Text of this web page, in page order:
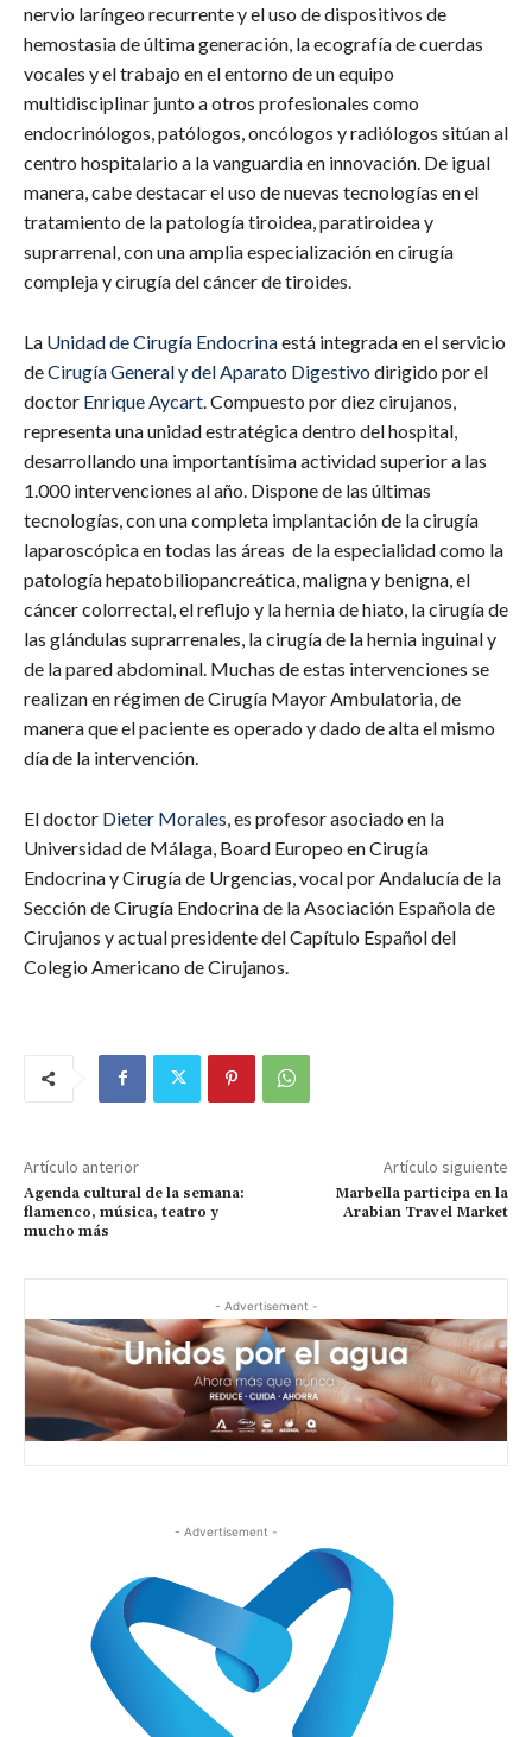
nervio laríngeo recurrente y el uso de dispositivos de
hemostasia de última generación, la ecografía de cuerdas
vocales y el trabajo en el entorno de un equipo
multidisciplinar junto a otros profesionales como
endocrinólogos, patólogos, oncólogos y radiólogos sitúan al
centro hospitalario a la vanguardia en innovación. De igual
manera, cabe destacar el uso de nuevas tecnologías en el
tratamiento de la patología tiroidea, paratiroidea y
suprarrenal, con una amplia especialización en cirugía
compleja y cirugía del cáncer de tiroides.
La Unidad de Cirugía Endocrinaestá integrada en el servicio
deCirugía General y del Aparato Digestivo dirigido por el
doctor Enrique Aycart . Compuesto por diez cirujanos,
representa una unidad estratégica dentro del hospital,
desarrollando una importantísima actividad superior a las
1.000 intervenciones al año. Dispone de las últimas
tecnologías, con una completa implantación de la cirugía
laparoscópica en todas las áreas de la especialidad como la
patología hepatobiliopancreática, maligna y benigna, el
cáncer colorrectal, el reflujo y la hernia de hiato, la cirugía de
las glándulas suprarrenales, la cirugía de la hernia inguinal y
de la pared abdominal. Muchas de estas intervenciones se
realizan en régimen de Cirugía Mayor Ambulatoria, de
manera que el paciente es operado y dado de alta el mismo
día de la intervención.
El doctor Dieter Morales , es profesor asociado en la
Universidad de Málaga, Board Europeo en Cirugía
Endocrina y Cirugía de Urgencias, vocal por Andalucía de la
Sección de Cirugía Endocrina de la Asociación Española de
Cirujanos y actual presidente del Capítulo Español del
Colegio Americano de Cirujanos.
Artículo anterior
Agenda cultural de la semana:
flamenco, música, teatro y
mucho más
Artículo siguiente
Marbella participa en la
Arabian Travel Market
- Advertisement -
- Advertisement -